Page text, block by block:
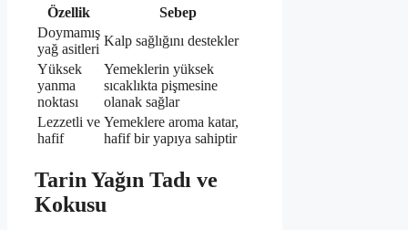
Özellik
Sebep
Doymamış
yağ asitleri
Kalp sağlığını destekler
Yüksek
yanma
noktası
Yemeklerin yüksek
sıcaklıkta pişmesine
olanak sağlar
Lezzetli ve
hafif
Yemeklere aroma katar,
hafif bir yapıya sahiptir
Tarin Yağın Tadı ve
Kokusu